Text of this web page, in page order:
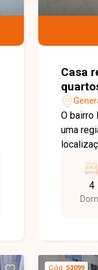
Casa
bairro
O bairro
uma
4
Cód. 53099